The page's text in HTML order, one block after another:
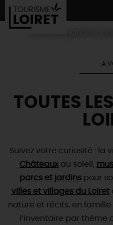
VOS
LES
RÉSERVER
VILLES &
TOUTES
TOUS À
EN MODE
Où manger
Maîtresrestaurateurs
Nosmarchés
Artistes et Artisans d'Art
Nosspécialités du
Téléchargez le
Avis de fraicheur ici
TOURISME
A
TOUTES
Suivez votre curiosité : la
Châteaux au soleil,
parcs et jardinspour
villes et villages du Loiret
nature et récits, en
l’inventaire par thème